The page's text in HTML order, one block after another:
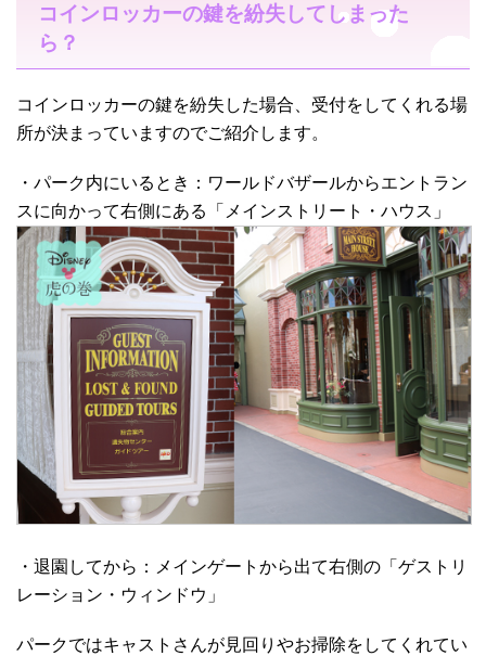
コインロッカーの鍵を紛失してしまった
ら？
コインロッカーの鍵を紛失した場合、受付をしてくれる場
所が決まっていますのでご紹介します。
・パーク内にいるとき：ワールドバザールからエントラン
スに向かって右側にある「メインストリート・ハウス」
・退園してから：メインゲートから出て右側の「ゲストリ
レーション・ウィンドウ」
パークではキャストさんが見回りやお掃除をしてくれてい